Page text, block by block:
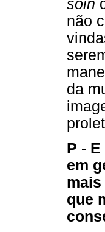
soin
não
da
P -
em
que